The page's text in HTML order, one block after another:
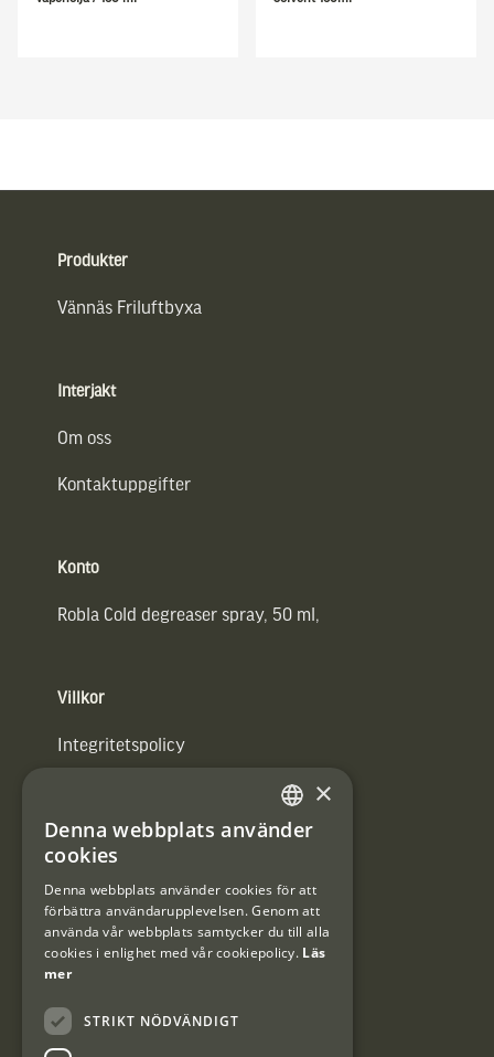
Produkter
Vännäs Friluftbyxa
Interjakt
Om oss
Kontaktuppgifter
Konto
Robla Cold degreaser spray, 50 ml,
Villkor
Integritetspolicy
#Interjaktfamily
Kundklubb
Information om kundklubben.
SWEDISH
×
Denna webbplats använder
cookies
Denna webbplats använder cookies för att
förbättra användarupplevelsen. Genom att
använda vår webbplats samtycker du till alla
cookies i enlighet med vår cookiepolicy. Läs
mer
STRIKT NÖDVÄNDIGT